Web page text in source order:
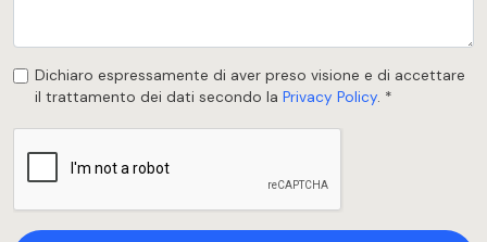
Dichiaro espressamente di aver preso visione e di accettare
il trattamento dei dati secondo laPrivacy Policy. *